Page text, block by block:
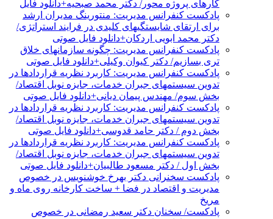
کارهای پروژه محور/ دکتر محمد صبحیه+دانلود فایل
پادکست کنفرانس مدیریت: منتورینگ مدیران ارشد
برای ارتقای شایستگیهای کلیدی در فرایند استراتژی/
دکتر محمد ابویی اردکان+دانلود فایل صوتی
پادکست کنفرانس مدیریت: چگونه سازمانهای خلاق
تری بسازیم/ دکتر کیوان وکیلی+دانلود فایل صوتی
پادکست کنفرانس مدیریت: کاربرد نظریه قراردادها در
تدوین سیستمهای جبران خدمات، جایزه نوبل اقتصاد/
بخش سوم/ مهندس پیمان دیانی+دانلود فایل صوتی
پادکست کنفرانس مدیریت: کاربرد نظریه قراردادها در
تدوین سیستمهای جبران خدمات، جایزه نوبل اقتصاد/
بخش دوم / دکتر حامد قدوسی+دانلود فایل صوتی
پادکست کنفرانس مدیریت: کاربرد نظریه قراردادها در
تدوین سیستمهای جبران خدمات، جایزه نوبل اقتصاد/
بخش اول / دکتر مسعود طالبیان+دانلود فایل صوتی
پادکست سخنرانی دکتر بهرخ خوشنویس در خصوص
مدیریت و اقتصاد در فضا + ساخت کارخانه روی ماه و
مریخ
پادکست/ سخنان دکتر سعید رمضانی در خصوص